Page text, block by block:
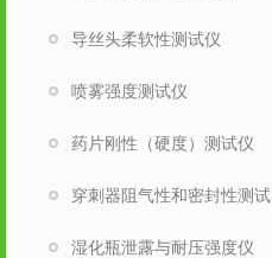
导丝头柔软性测试仪
喷雾强度测试仪
药片刚性（硬度）测试仪
穿刺器阻气性和密封性测试
湿化瓶泄露与耐压强度仪